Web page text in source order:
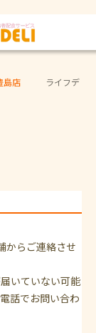
島店
ライフデ
からご連絡させ
いていない可能
話でお問い合わ